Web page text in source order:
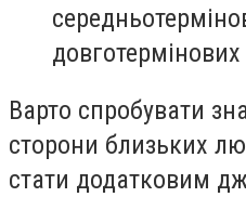
Варто спробувати
сторони близьких
стати додатковим